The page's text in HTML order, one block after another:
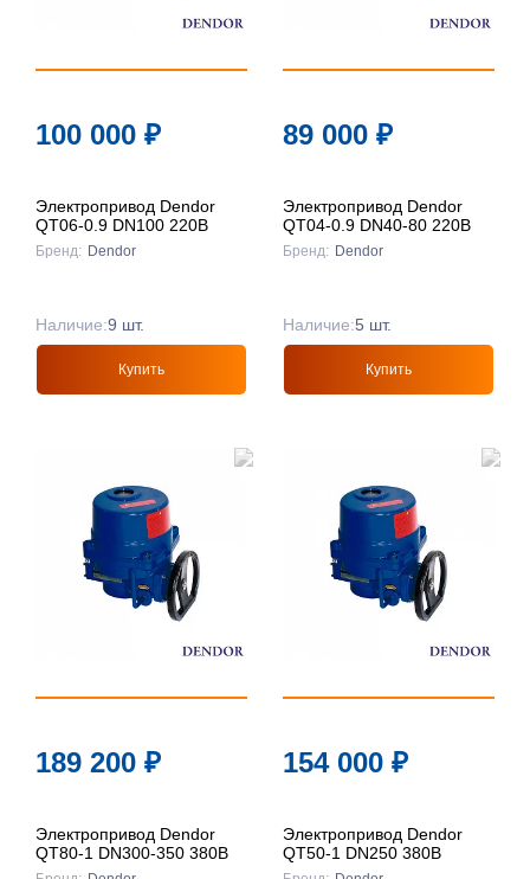
100 000 ₽
Электропривод Dendor
QT06-0.9 DN100 220В
Бренд: Dendor
Наличие:9 шт.
Купить
89 000 ₽
Электропривод Dendor
QT04-0.9 DN40-80 220В
Бренд: Dendor
Наличие:5 шт.
Купить
189 200 ₽
Электропривод Dendor
QT80-1 DN300-350 380В
154 000 ₽
Электропривод Dendor
QT50-1 DN250 380В